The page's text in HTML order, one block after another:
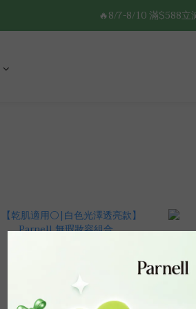
8/7-8/10 全館限時
🔥8/7-8/10 滿$588立